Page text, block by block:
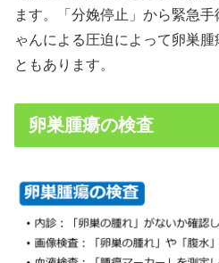
ます。「分娩停止」から緊急
ゃんによる圧迫によって卵巣
ともあります。
卵巣腫瘍の検査